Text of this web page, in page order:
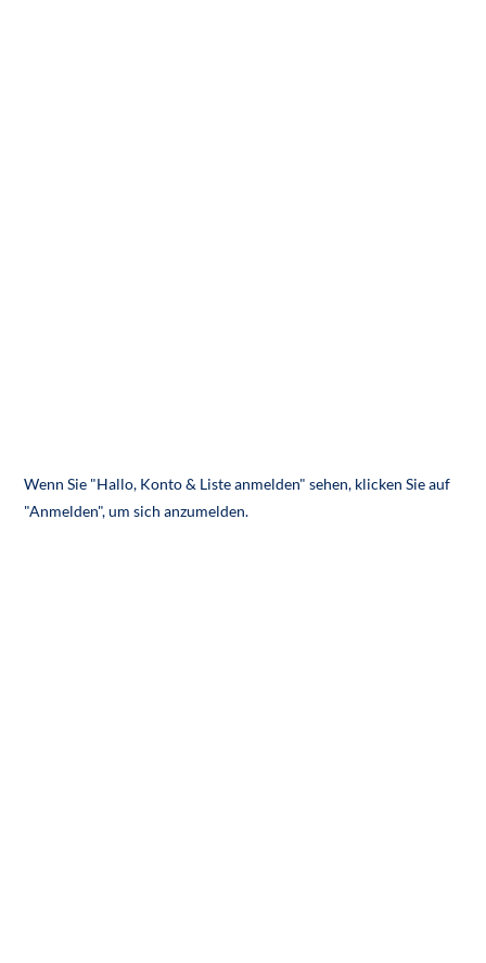
Wenn Sie "Hallo, Konto & Liste anmelden" sehen, klicken Sie auf
"Anmelden", um sich anzumelden.